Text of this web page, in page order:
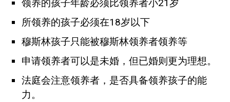
领养的孩子年龄必须比领养者小21岁
所领养的孩子必须在18岁以下
穆斯林孩子只能被穆斯林领养者领养等
申请领养者可以是未婚，但已婚则更为理想。
法庭会注意领养者，是否具备领养孩子的能
力。